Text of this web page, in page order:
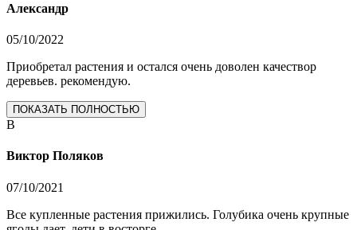
Александр
05/10/2022
Приобретал растения и остался очень доволен качествор
деревьев. рекомендую.
ПОКАЗАТЬ ПОЛНОСТЬЮ
В
Виктор Поляков
07/10/2021
Все купленные растения прижились. Голубика очень крупные